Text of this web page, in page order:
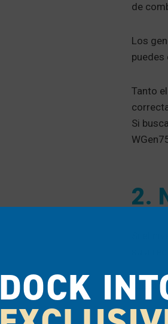
de
Los
puedes
Tanto
Si
2.
Si el
su
DOCK